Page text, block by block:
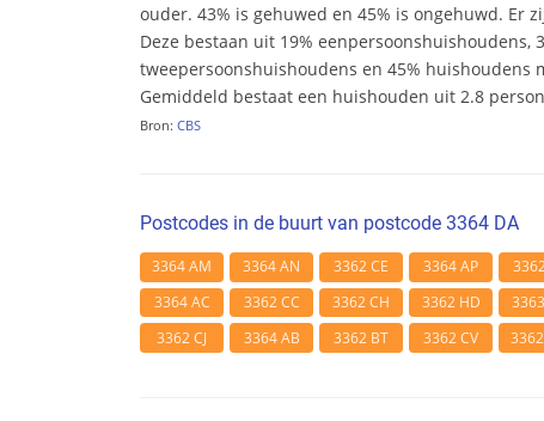
ouder. 43% is gehuwed en 45% is ongehuwd. Er
Deze bestaan uit 19% eenpersoonshuishoudens,
tweepersoonshuishoudens en 45% huishoudens
Gemiddeld bestaat een huishouden uit 2.8
Bron: CBS
Postcodes in de buurt van postcode 3364 DA
3364 AM 3364 AN 3362 CE 3364 AP
3364 AC
3362 CC 3362 CH 3362 HD
3362 CJ
3364 AB 3362 BT 3362 CV